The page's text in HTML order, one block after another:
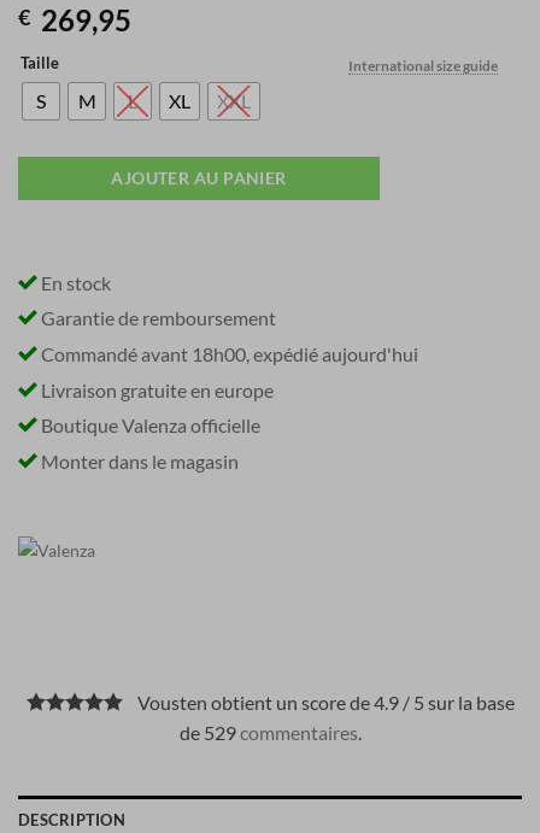
€ 269,95
International size guide
Taille
S M L XL XXL
AJOUTER AU PANIER
En stock
Garantie de remboursement
Commandé avant 18h00, expédié aujourd'hui
Livraison gratuite en europe
Boutique Valenza officielle
Monter dans le magasin
Vousten obtient un score de 4.9 / 5 sur la base
de 529commentaires.
DESCRIPTION